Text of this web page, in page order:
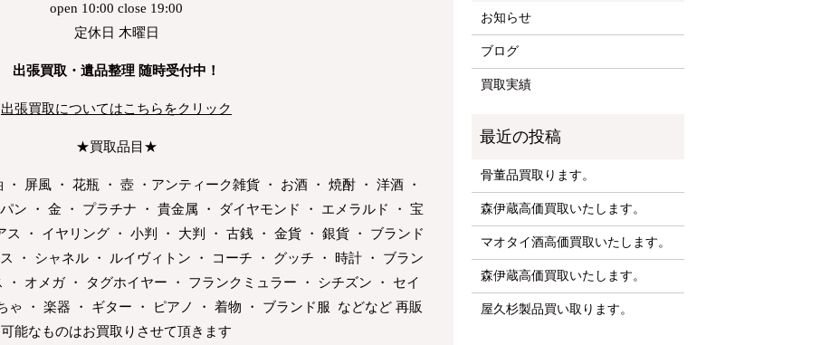
open 10:00 close 19:00
定休日 木曜日
出張買取・遺品整理 随時受付中！
出張買取についてはこちらをクリック
★買取品目★
屏風 ・ 花瓶 ・ 壺 ・アンティーク雑貨 ・ お酒 ・ 焼酎 ・ 洋酒 ・
ン ・ 金 ・ プラチナ ・ 貴金属 ・ ダイヤモンド ・ エメラルド ・ 宝
・ イヤリング ・ 小判 ・ 大判 ・ 古銭 ・ 金貨 ・ 銀貨 ・ ブランド
・ シャネル ・ ルイヴィトン ・ コーチ ・ グッチ ・ 時計 ・ ブラン
・ オメガ ・ タグホイヤー ・ フランクミュラー ・ シチズン ・ セイ
ゃ ・ 楽器 ・ ギター ・ ピアノ ・ 着物 ・ ブランド服 などなど 再販
可能なものはお買取りさせて頂きます
お知らせ
ブログ
買取実績
骨董品買取ります。
森伊蔵高価買取いたします。
マオタイ酒高価買取いたします。
森伊蔵高価買取いたします。
屋久杉製品買い取ります。